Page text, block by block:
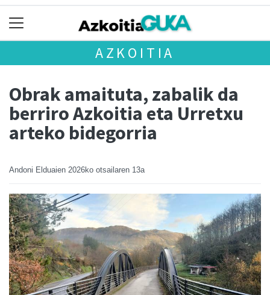
AZKOITIA
Obrak amaituta, zabalik da
berriro Azkoitia eta Urretxu
arteko bidegorria
Andoni Elduaien 2026ko otsailaren 13a